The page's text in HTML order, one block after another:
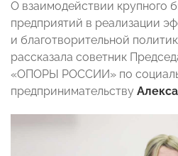
О взаимодействии крупного
предприятий в реализации
и благотворительной
рассказала советник
«ОПОРЫ РОССИИ» по
предпринимательству